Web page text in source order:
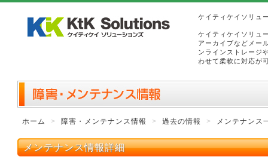
ケイティケイソリュ
ケイティケイソリュ
アーカイブなどメー
ンラインストレージ
わせて柔軟に対応が
ホーム 障害・メンテナンス情報 過去の情報 メンテナンス
メンテナンス情報詳細